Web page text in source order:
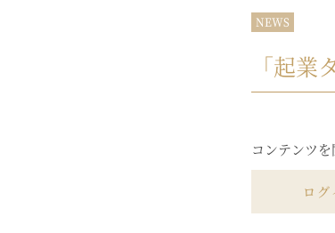
NEWS
「起
コンテンツ
ログ